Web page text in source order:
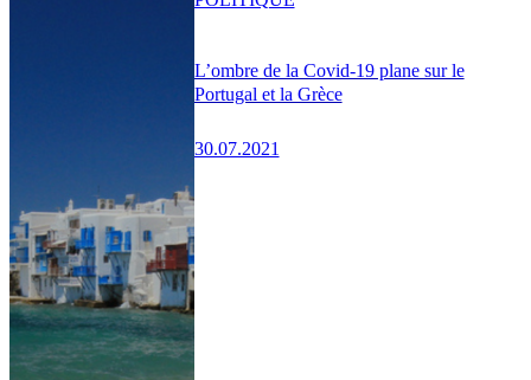
L’ombre de la Covid-19 plane sur le
Portugal et la Grèce
30.07.2021